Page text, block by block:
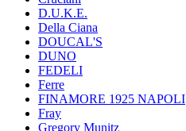
D.U.K.E.
Della Ciana
DOUCAL'S
DUNO
FEDELI
Ferre
FINAMORE 1925 NAPOLI
Fray
Gregory Munitz